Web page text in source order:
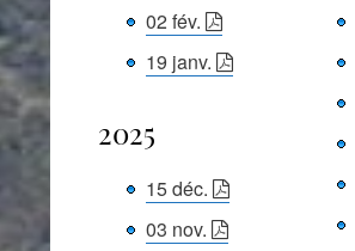
02 fév.
19 janv.
2025
15 déc.
03 nov.